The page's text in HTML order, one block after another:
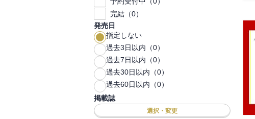
完結（0）
発売日
指定しない
過去3日以内（0）
過去7日以内（0）
過去30日以内（0）
過去60日以内（0）
掲載誌
選択・変更